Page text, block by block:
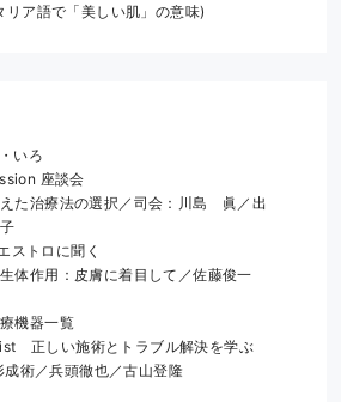
ア語で「美しい肌」の意味)
いろ
座談会
た治療法の選択／司会：川島　眞／出
トロに聞く
体作用：皮膚に着目して／佐藤俊一
機器一覧
正しい施術とトラブル解決を学ぶ
術／兵頭徹也／古山登隆